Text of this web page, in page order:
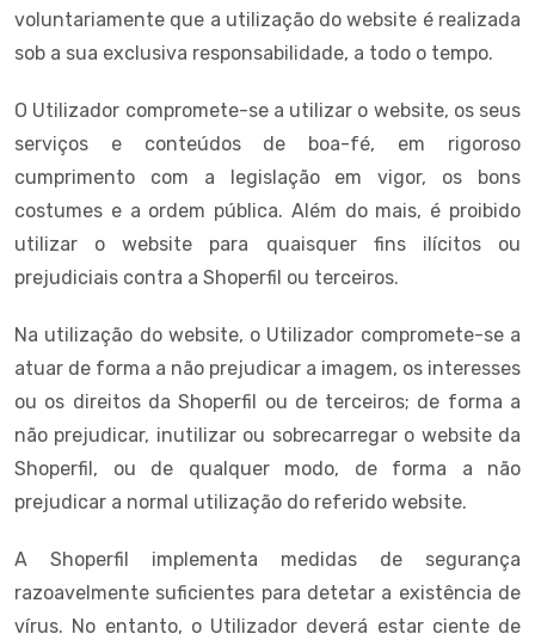
voluntariamente que a utilização do website é realizada
sob a sua exclusiva responsabilidade, a todo o tempo.
O Utilizador compromete-se a utilizar o website, os seus
serviços e conteúdos de boa-fé, em rigoroso
cumprimento com a legislação em vigor, os bons
costumes e a ordem pública. Além do mais, é proibido
utilizar o website para quaisquer fins ilícitos ou
prejudiciais contra a Shoperfil ou terceiros.
Na utilização do website, o Utilizador compromete-se a
atuar de forma a não prejudicar a imagem, os interesses
ou os direitos da Shoperfil ou de terceiros; de forma a
não prejudicar, inutilizar ou sobrecarregar o website da
Shoperfil, ou de qualquer modo, de forma a não
prejudicar a normal utilização do referido website.
A Shoperfil implementa medidas de segurança
razoavelmente suficientes para detetar a existência de
vírus. No entanto, o Utilizador deverá estar ciente de